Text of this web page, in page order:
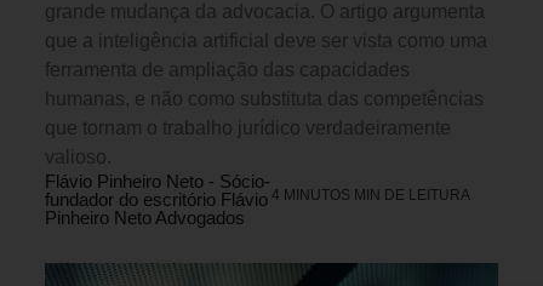
grande mudança da advocacia. O artigo argumenta
que a inteligência artificial deve ser vista como uma
ferramenta de ampliação das capacidades
humanas, e não como substituta das competências
que tornam o trabalho jurídico verdadeiramente
valioso.
Flávio Pinheiro Neto - Sócio-
fundador do escritório Flávio
Pinheiro Neto Advogados
4 MINUTOS MIN DE LEITURA